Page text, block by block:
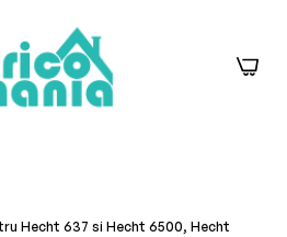
0
Hecht 637 si Hecht 6500, Hecht